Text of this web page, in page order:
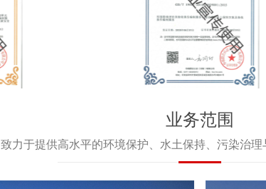
业务范围
致力于提供高水平的环境保护、水土保持、污染治